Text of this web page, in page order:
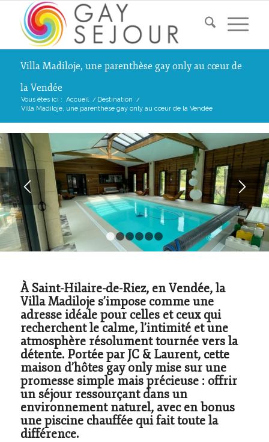
Villa Madiloje, une parenthèse gay only au cœur de
la Vendée
Vous êtes ici : Accueil / Destination /
Villa Madiloje, une parenthèse gay only au cœur de la Vendée
1 2 3 4 5 6
À Saint-Hilaire-de-Riez, en Vendée, la
Villa Madiloje s’impose comme une
adresse idéale pour celles et ceux qui
recherchent le calme, l’intimité et une
atmosphère résolument tournée vers la
détente. Portée par JC & Laurent, cette
maison d’hôtes gay only mise sur une
promesse simple mais précieuse : offrir
un séjour ressourçant dans un
environnement naturel, avec en bonus
une piscine chauffée qui fait toute la
différence.